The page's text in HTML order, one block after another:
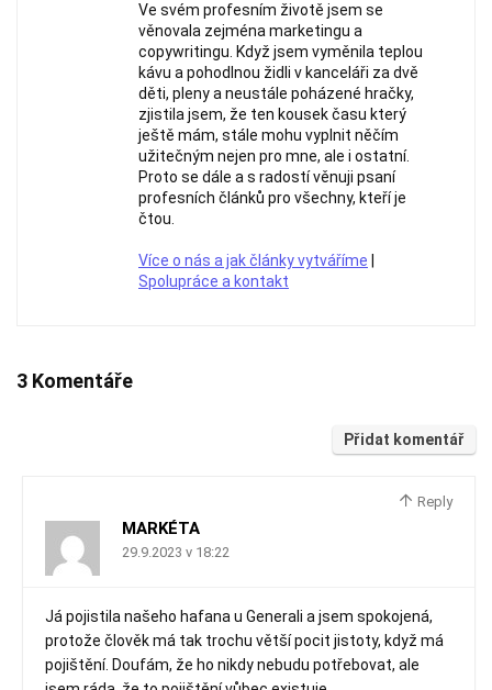
Ve svém profesním životě jsem se
věnovala zejména marketingu a
copywritingu. Když jsem vyměnila teplou
kávu a pohodlnou židli v kanceláři za dvě
děti, pleny a neustále poházené hračky,
zjistila jsem, že ten kousek času který
ještě mám, stále mohu vyplnit něčím
užitečným nejen pro mne, ale i ostatní.
Proto se dále a s radostí věnuji psaní
profesních článků pro všechny, kteří je
čtou.
Více o nás a jak články vytváříme
Spolupráce a kontakt
3 Komentáře
Přidat komentář
Reply
MARKÉTA
29.9.2023 v 18:22
Já pojistila našeho hafana u Generali a jsem spokojená,
protože člověk má tak trochu větší pocit jistoty, když má
pojištění. Doufám, že ho nikdy nebudu potřebovat, ale